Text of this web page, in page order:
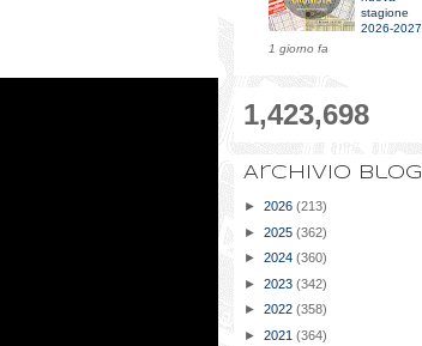
stagione
2026-2027
1 giorno fa
1,423,698
Archivio blog
► 2026 (213)
► 2025 (362)
► 2024 (360)
► 2023 (342)
► 2022 (358)
► 2021 (364)